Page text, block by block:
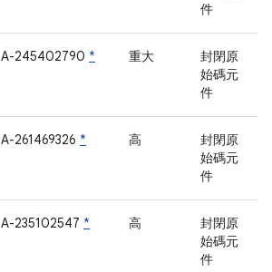
件
A-245402790 * 重大
封閉原
始碼元
件
A-261469326 * 高
封閉原
始碼元
件
A-235102547 * 高
封閉原
始碼元
件